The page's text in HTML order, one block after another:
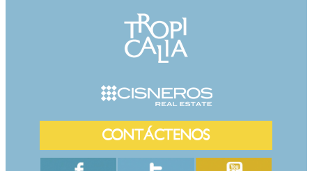
CONTÁCTENOS